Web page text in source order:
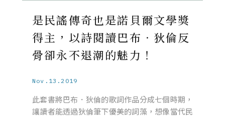
是民謠傳奇也是諾貝爾文學獎
得主，以詩閱讀巴布．狄倫反
骨卻永不退潮的魅力！
Nov.13.2019
此套書將巴布．狄倫的歌詞作品分成七個時期，
讓讀者能透過狄倫筆下優美的詞藻，想像當代民